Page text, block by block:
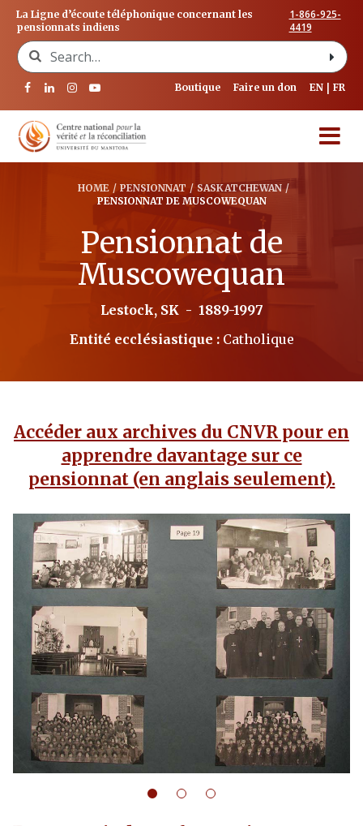
La Ligne d’écoute téléphonique concernant les
pensionnats indiens
1-866-925-
4419
Search for:
Boutique Faire un don EN FR
HOME / PENSIONNAT / SASKATCHEWAN /
PENSIONNAT DE MUSCOWEQUAN
Pensionnat de
Muscowequan
Lestock, SK - 1889-1997
Entité ecclésiastique : Catholique
Accéder aux archives du CNVR pour en
apprendre davantage sur ce
pensionnat (en anglais seulement).